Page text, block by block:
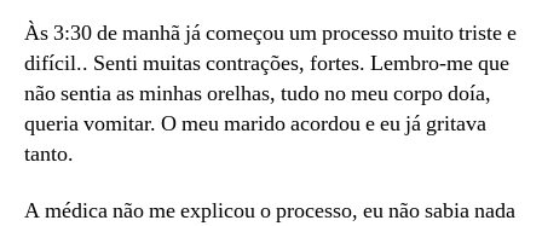
Às 3:30 de manhã já começou um processo muito triste e
difícil.. Senti muitas contrações, fortes. Lembro-me que
não sentia as minhas orelhas, tudo no meu corpo doía,
queria vomitar. O meu marido acordou e eu já gritava
tanto.
A médica não me explicou o processo, eu não sabia nada